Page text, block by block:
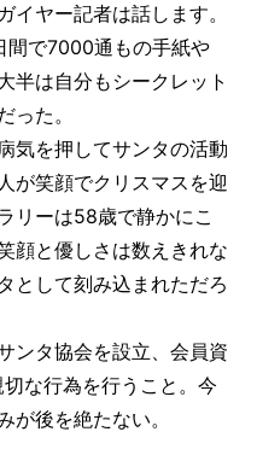
イヤー記者は話します。
で7000通もの手紙や
半は自分もシークレット
った。
気を押してサンタの活動
が笑顔でクリスマスを迎
リーは58歳で静かにこ
顔と優しさは数えきれな
として刻み込まれただろ
ンタ協会を設立、会員資
な行為を行うこと。今
が後を絶たない。